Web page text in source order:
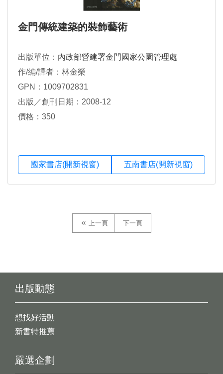
金門傳統建築的裝飾藝術
出版單位： 內政部營建署金門國家公園管理處
作/編/譯者：林金榮
GPN：1009702831
出版／創刊日期：2008-12
價格：350
國家書店(開新視窗) 五南書店(開新視窗)
上一頁 下一頁
出版動態
想找好活動
新書特推薦
嚴選企劃